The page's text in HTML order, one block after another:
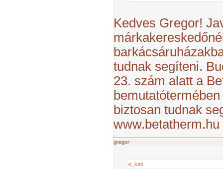
Kedves Gregor!
tudnak segíteni.
23. szám alatt a
bemutatótermében
biztosan tudnak
www.betatherm.hu
gregor
e_kati